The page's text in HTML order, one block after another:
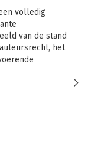
volledig
van de stand
het
en
hoger
de juridische
overzicht